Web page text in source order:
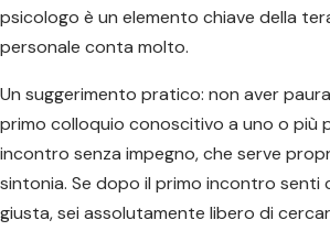
psicologo è un elemento chiave della
personale conta molto.
Un suggerimento pratico: non aver
primo colloquio conoscitivo a uno o più
incontro senza impegno, che serve
sintonia. Se dopo il primo incontro senti
giusta, sei assolutamente libero di